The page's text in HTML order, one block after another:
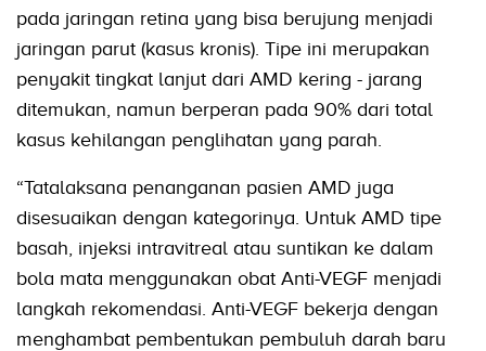
pada jaringan retina yang bisa berujung menjadi
jaringan parut (kasus kronis). Tipe ini merupakan
penyakit tingkat lanjut dari AMD kering - jarang
ditemukan, namun berperan pada 90% dari total
kasus kehilangan penglihatan yang parah.
“Tatalaksana penanganan pasien AMD juga
disesuaikan dengan kategorinya. Untuk AMD tipe
basah, injeksi intravitreal atau suntikan ke dalam
bola mata menggunakan obat Anti-VEGF menjadi
langkah rekomendasi. Anti-VEGF bekerja dengan
menghambat pembentukan pembuluh darah baru